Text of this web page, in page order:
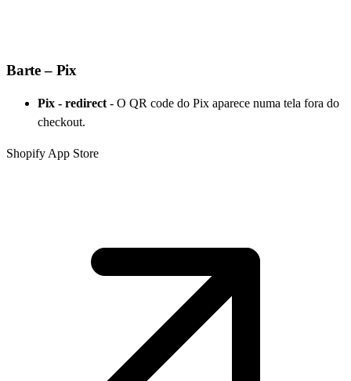
Barte – Pix
Pix - redirect - O QR code do Pix aparece numa tela fora do
checkout.
Shopify App Store